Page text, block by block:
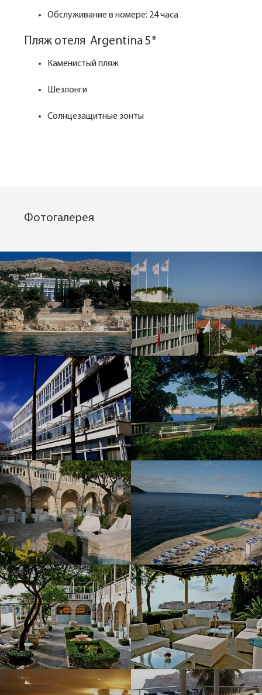
Обслуживание в номере: 24 часа
Пляж отеля Argentina 5*
Каменистый пляж
Шезлонги
Солнцезащитные зонты
Фотогалерея